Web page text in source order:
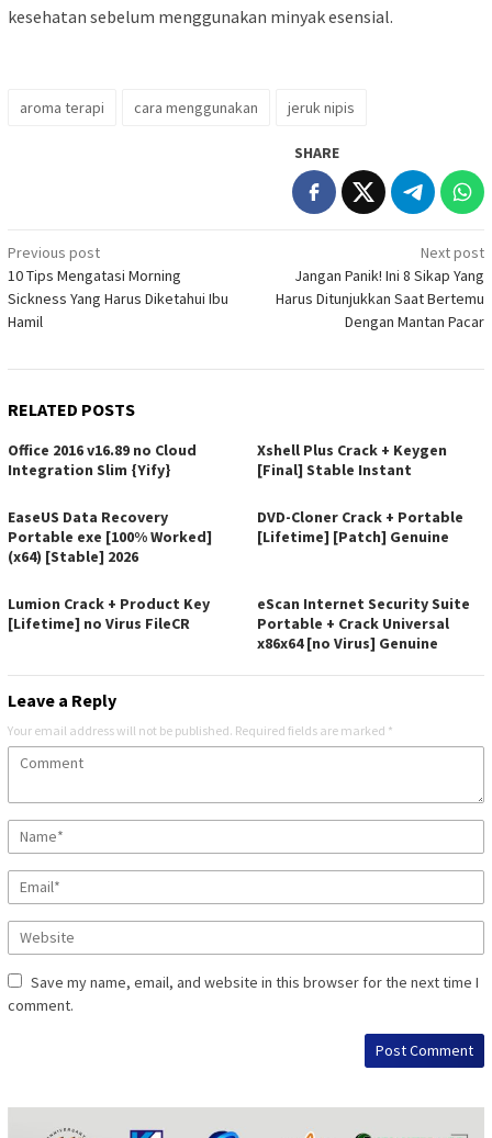
kesehatan sebelum menggunakan minyak esensial.
aroma terapi cara menggunakan jeruk nipis
SHARE
Post
navigation
Previous post
10 Tips Mengatasi Morning
Sickness Yang Harus Diketahui Ibu
Hamil
Next post
Jangan Panik! Ini 8 Sikap Yang
Harus Ditunjukkan Saat Bertemu
Dengan Mantan Pacar
RELATED POSTS
Office 2016 v16.89 no Cloud
Integration Slim {Yify}
Xshell Plus Crack + Keygen
[Final] Stable Instant
EaseUS Data Recovery
Portable exe [100% Worked]
(x64) [Stable] 2026
DVD-Cloner Crack + Portable
[Lifetime] [Patch] Genuine
Lumion Crack + Product Key
[Lifetime] no Virus FileCR
eScan Internet Security Suite
Portable + Crack Universal
x86x64 [no Virus] Genuine
Leave a Reply
Your email address will not be published. Required fields are marked *
Save my name, email, and website in this browser for the next time I
comment.